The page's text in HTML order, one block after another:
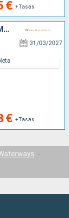
€ +Tasas
HUNGRÍA, ESLOVAQUIA, AUSTRIA, ALEMANIA
31/03/2027
€ +Tasas